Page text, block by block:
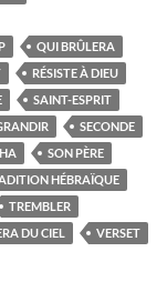
QUI BRÛLERA
RÉSISTE À DIEU
SAINT-ESPRIT
SECONDE
SON PÈRE
HÉBRAÏQUE
TREMBLER
DU CIEL
VERSET